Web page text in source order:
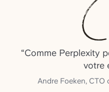
“Comme Perplexity
votre
Andre Foeken, CTO